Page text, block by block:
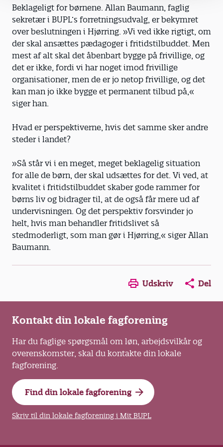
Beklageligt for børnene. Allan Baumann, faglig
sekretær i BUPL’s forretningsudvalg, er bekymret
over beslutningen i Hjørring. »Vi ved ikke rigtigt, om
der skal ansættes pædagoger i fritidstilbuddet. Men
mest af alt skal det åbenbart bygge på frivillige, og
det er ikke, fordi vi har noget imod frivillige
organisationer, men de er jo netop frivillige, og det
kan man jo ikke bygge et permanent tilbud på,«
siger han.
Hvad er perspektiverne, hvis det samme sker andre
steder i landet?
»Så står vi i en meget, meget beklagelig situation
for alle de børn, der skal udsættes for det. Vi ved, at
kvalitet i fritidstilbuddet skaber gode rammer for
børns liv og bidrager til, at de også får mere ud af
undervisningen. Og det perspektiv forsvinder jo
helt, hvis man behandler fritidslivet så
stedmoderligt, som man gør i Hjørring,« siger Allan
Baumann.
Opens in a new window
Opens in a new
Opens in
Udskriv Del
Kontakt din lokale fagforening
Har du faglige spørgsmål om løn, arbejdsvilkår og
overenskomster, skal du kontakte din lokale
fagforening.
Find din lokale fagforening
Skriv til din lokale fagforening i Mit BUPL